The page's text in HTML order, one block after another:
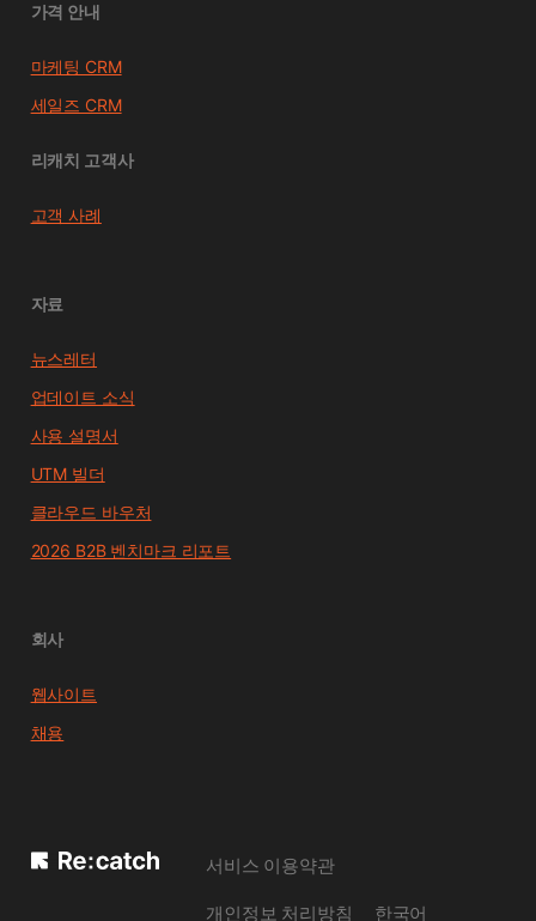
가격 안내
마케팅 CRM
세일즈 CRM
리캐치 고객사
고객 사례
자료
뉴스레터
업데이트 소식
사용 설명서
UTM 빌더
클라우드 바우처
2026 B2B 벤치마크 리포트
회사
웹사이트
채용
서비스 이용약관
개인정보 처리방침 한국어